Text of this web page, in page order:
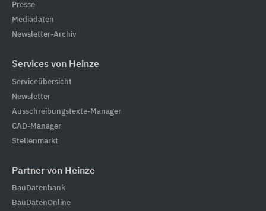
Presse
Mediadaten
Newsletter-Archiv
Services von Heinze
Serviceübersicht
Newsletter
Ausschreibungstexte-Manager
CAD-Manager
Stellenmarkt
Partner von Heinze
BauDatenbank
BauDatenOnline